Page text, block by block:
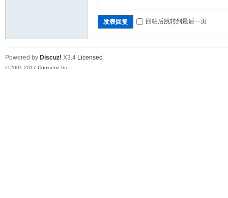
发表回复 回帖后跳转到最后一页
Powered by Discuz! X3.4 Licensed
© 2001-2017 Comsenz Inc.